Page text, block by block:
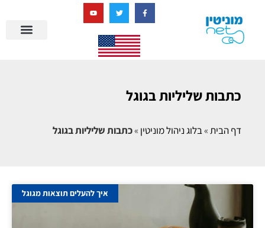
כתבות שליליות בגוגל
דף הבית»בלוג ניהול מוניטין »כתבות שליליות בגוגל
איך להעלים תוצאות מגוגל